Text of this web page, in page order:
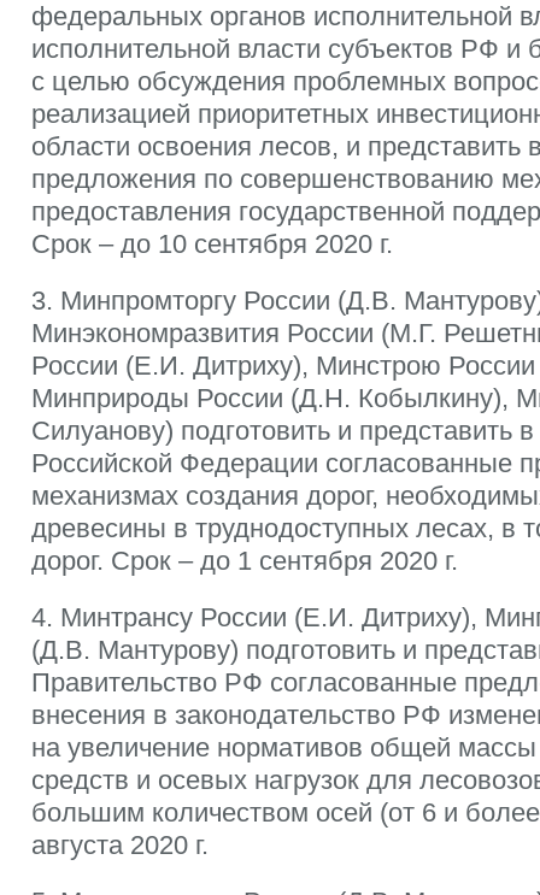
федеральных органов исполнительной
исполнительной власти субъектов РФ и
с целью обсуждения проблемных
реализацией приоритетных
области освоения лесов, и
предложения по совершенствованию
предоставления государственной
Срок – до 10 сентября 2020 г.
3. Минпромторгу России (Д.В.
Минэкономразвития России (М.Г.
России (Е.И. Дитриху), Минстрою
Минприроды России (Д.Н. Кобылкину),
Силуанову) подготовить и представить
Российской Федерации согласованные
механизмах создания дорог,
древесины в труднодоступных лесах, в
дорог. Срок – до 1 сентября 2020 г.
4. Минтрансу России (Е.И. Дитриху),
(Д.В. Мантурову) подготовить и
Правительство РФ согласованные
внесения в законодательство РФ
на увеличение нормативов общей
средств и осевых нагрузок для
большим количеством осей (от 6 и
августа 2020 г.